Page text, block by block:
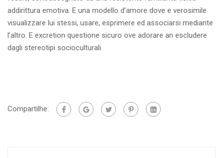
addirittura emotiva. E una modello d’amore dove e verosimile
visualizzare lui stessi, usare, esprimere ed associarsi mediante
l’altro. E excretion questione sicuro ove adorare an escludere
dagli stereotipi socioculturali.
Compartilhe: